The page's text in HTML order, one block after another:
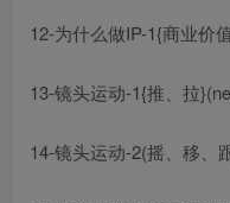
12-为什么做IP-1{商业价
13-镜头运动-1{推、拉
14-镜头运动-2(摇、移、